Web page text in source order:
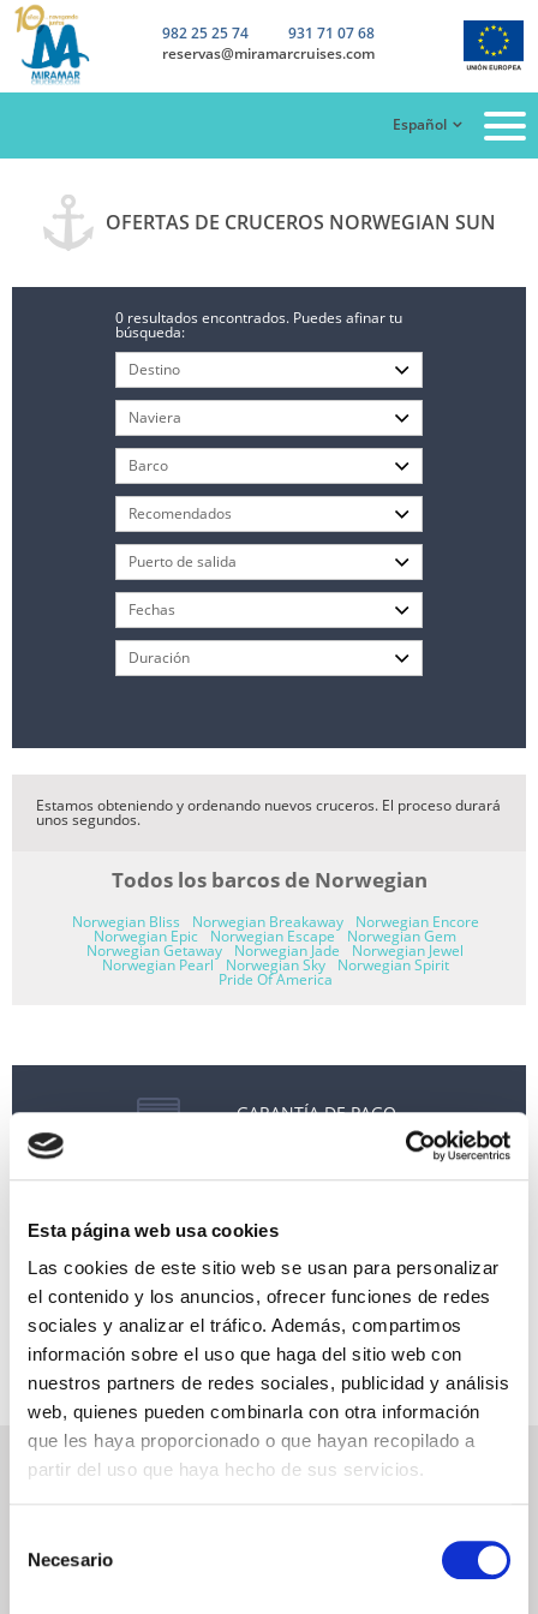
Esta página web usa cookies
Las cookies de este sitio web se usan para personalizar
el contenido y los anuncios, ofrecer funciones de redes
sociales y analizar el tráfico. Además, compartimos
información sobre el uso que haga del sitio web con
nuestros partners de redes sociales, publicidad y análisis
web, quienes pueden combinarla con otra información
que les haya proporcionado o que hayan recopilado a
partir del uso que haya hecho de sus servicios.
Necesario
982 25 25 74
931 71 07 68
reservas@miramarcruises.com
Español
OFERTAS DE CRUCEROS NORWEGIAN SUN
0 resultados encontrados. Puedes afinar tu
búsqueda:
Estamos obteniendo y ordenando nuevos cruceros. El proceso durará
unos segundos.
Todos los barcos de Norwegian
Norwegian Bliss Norwegian Breakaway Norwegian Encore
Norwegian Epic Norwegian Escape Norwegian Gem
Norwegian Getaway Norwegian Jade Norwegian Jewel
Norwegian Pearl Norwegian Sky Norwegian Spirit
Pride Of America
GARANTÍA DE PAGO
INFORMACIÓN ÚTIL
NEWSLETTER